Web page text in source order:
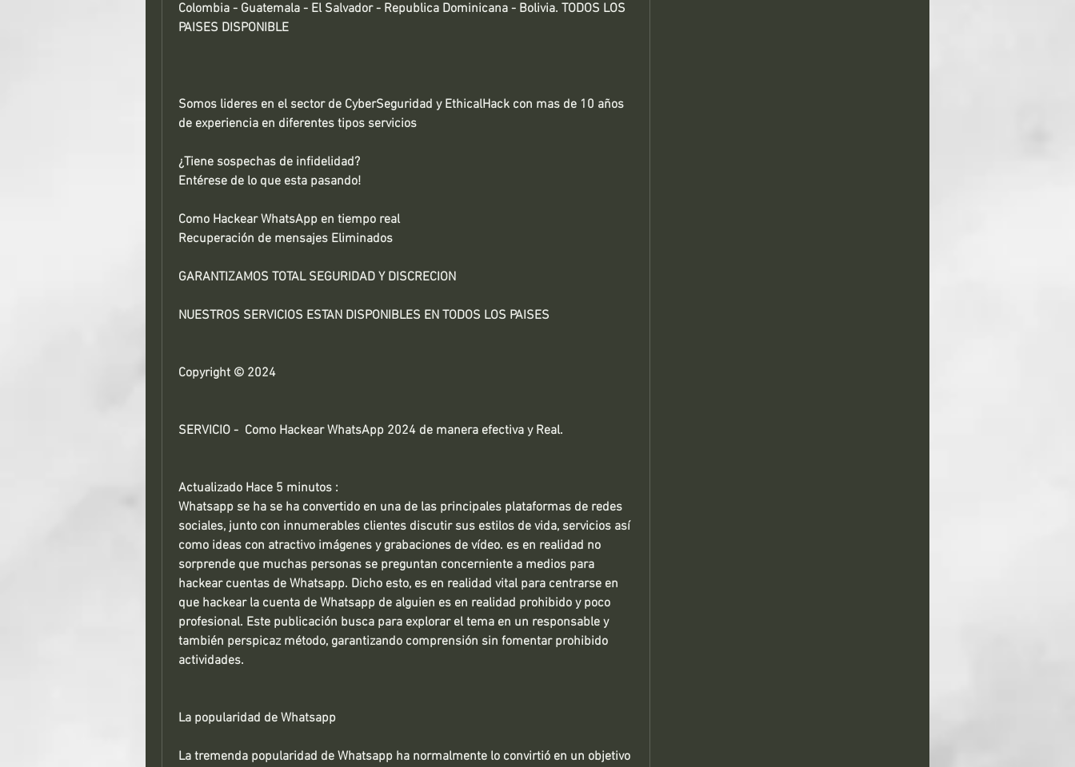
Colombia - Guatemala - El Salvador - Republica Dominicana - Bolivia. TODOS LOS
PAISES DISPONIBLE
Somos lideres en el sector de CyberSeguridad y EthicalHack con mas de 10 años
de experiencia en diferentes tipos servicios
¿Tiene sospechas de infidelidad?
Entérese de lo que esta pasando!
Como Hackear WhatsApp en tiempo real
Recuperación de mensajes Eliminados
GARANTIZAMOS TOTAL SEGURIDAD Y DISCRECION
NUESTROS SERVICIOS ESTAN DISPONIBLES EN TODOS LOS PAISES
Copyright © 2024
SERVICIO -  Como Hackear WhatsApp 2024 de manera efectiva y Real.
Actualizado Hace 5 minutos :
Whatsapp se ha se ha convertido en una de las principales plataformas de redes
sociales, junto con innumerables clientes discutir sus estilos de vida, servicios así
como ideas con atractivo imágenes y grabaciones de vídeo. es en realidad no
sorprende que muchas personas se preguntan concerniente a medios para
hackear cuentas de Whatsapp. Dicho esto, es en realidad vital para centrarse en
que hackear la cuenta de Whatsapp de alguien es en realidad prohibido y poco
profesional. Este publicación busca para explorar el tema en un responsable y
también perspicaz método, garantizando comprensión sin fomentar prohibido
actividades.
La popularidad de Whatsapp
La tremenda popularidad de Whatsapp ha normalmente lo convirtió en un objetivo